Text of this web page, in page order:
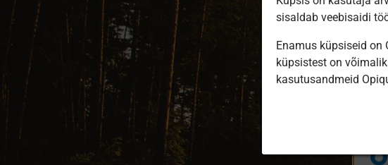
sisaldab veebisaidi
Enamus küpsiseid
küpsistest on
kasutusandmeid